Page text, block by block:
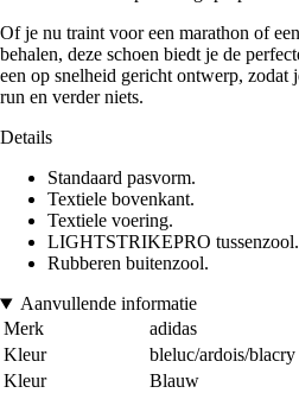
Of je nu traint voor een marathon of
behalen, deze schoen biedt je de
een op snelheid gericht ontwerp, zodat
run en verder niets.
Details
Standaard pasvorm.
Textiele bovenkant.
Textiele voering.
LIGHTSTRIKEPRO tussenzool.
Rubberen buitenzool.
Aanvullende informatie
Merk
adidas
Kleur
bleluc/ardois/blacry
Kleur
Blauw